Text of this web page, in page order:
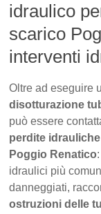
idraulico
scarico
interventi
Oltre ad eseguire
disotturazione
può essere
perdite
Poggio Renatico
idraulici più
danneggiati,
ostruzioni delle